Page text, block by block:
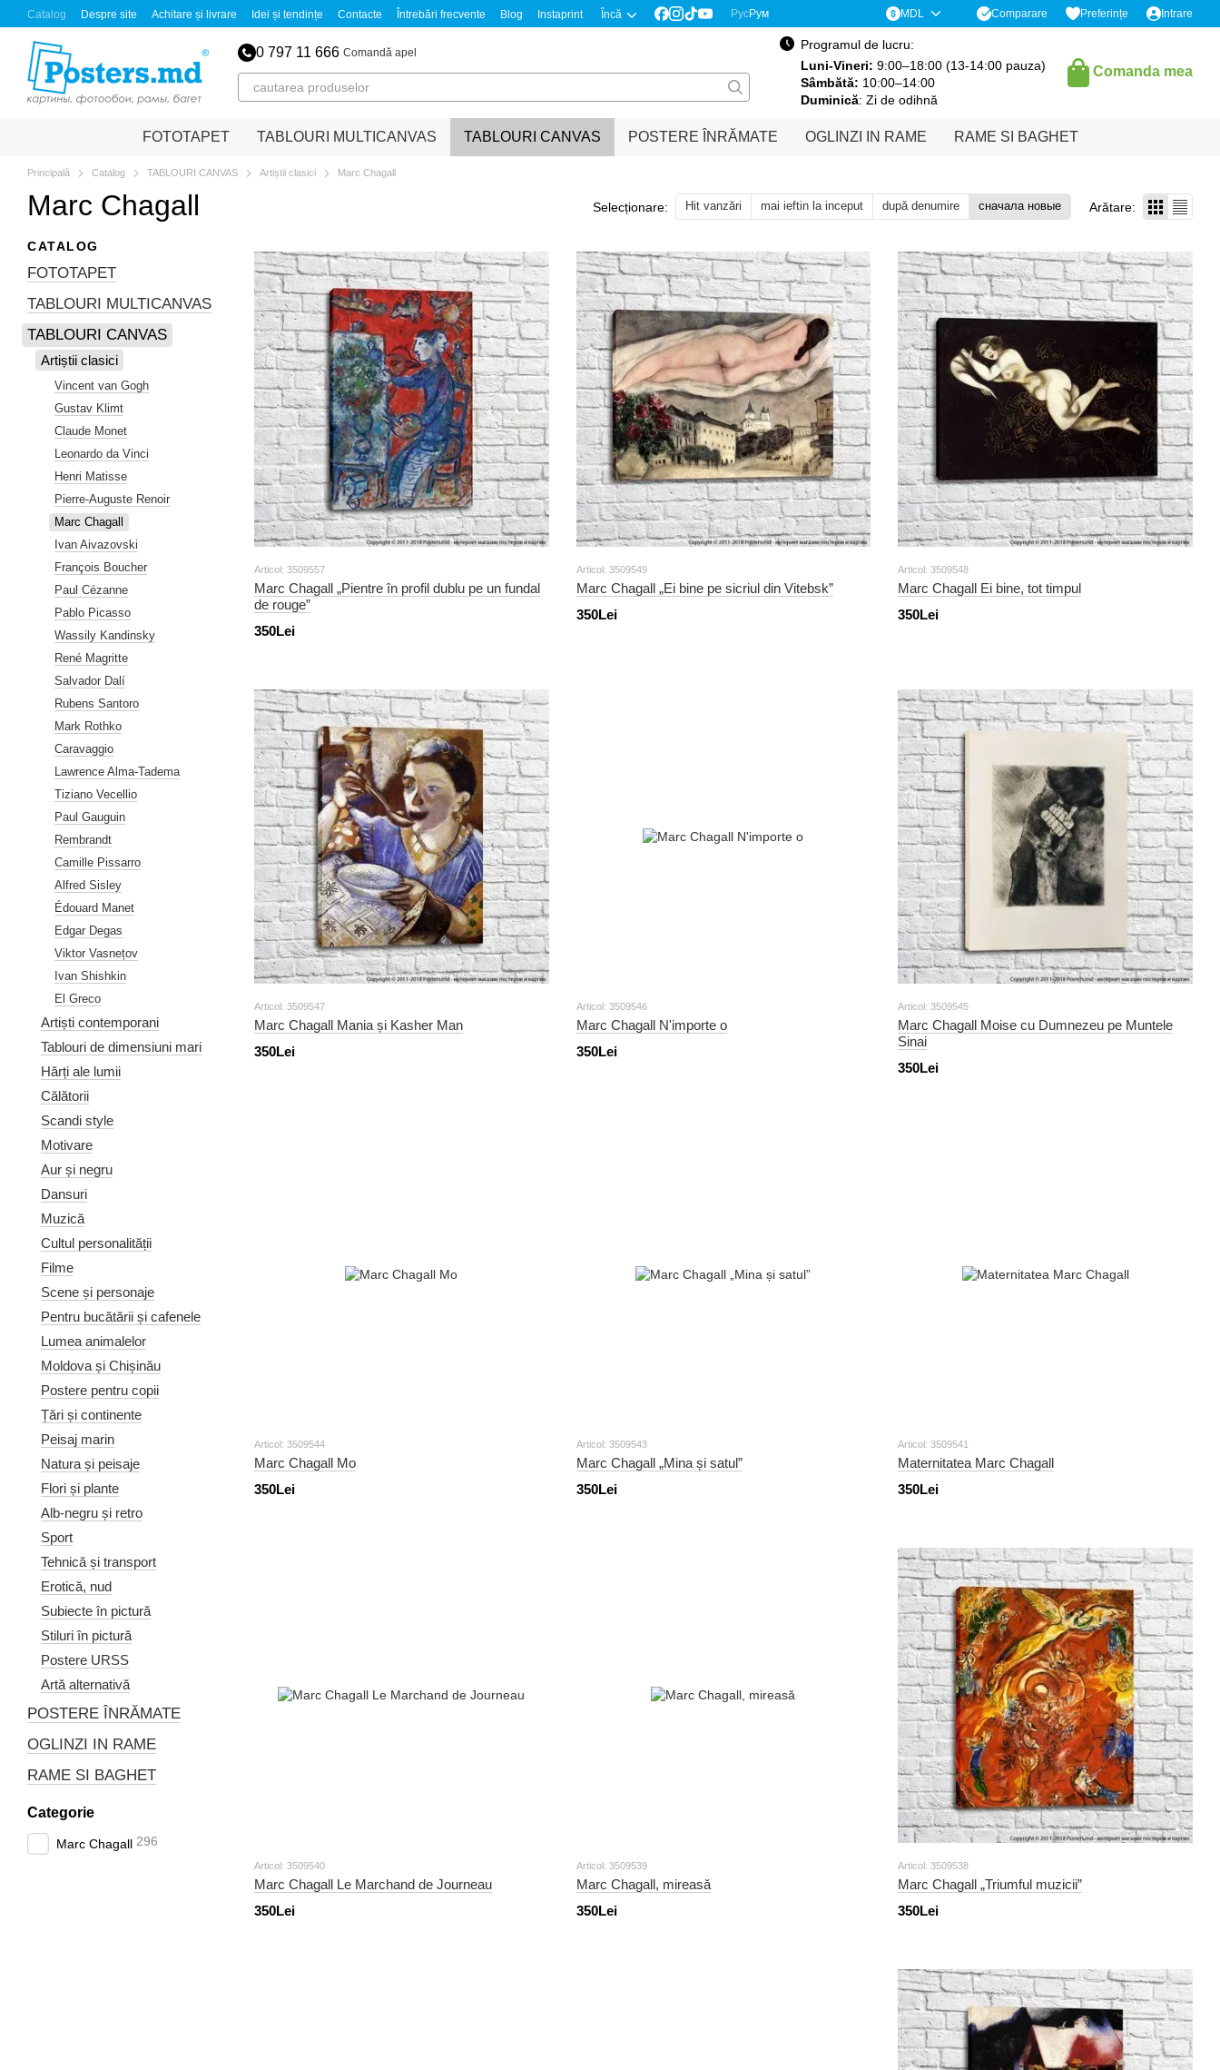
Mergi la conținutul principal
Catalog Despre site Achitare și livrare Idei și tendințe Contacte Întrebări frecvente Blog Instaprint Încă РусРум MDL Comparare Preferințe Intrare
0 797 11 666 Comandă apel
Programul de lucru:
Luni-Vineri: 9:00–18:00 (13-14:00 pauza)
Sâmbătă: 10:00–14:00
Duminică: Zi de odihnă
Comanda mea
FOTOTAPET TABLOURI MULTICANVAS TABLOURI CANVAS POSTERE ÎNRĂMATE OGLINZI IN RAME RAME SI BAGHET
Principală Catalog TABLOURI CANVAS Artiștii clasici Marc Chagall
Marc Chagall Selecționare: Hit vanzări mai ieftin la inceput după denumire сначала новые Arătare:
Articol: 3509557
Marc Chagall „Pientre în profil dublu pe un fundal
de rouge”
350Lei
Articol: 3509549
Marc Chagall „Ei bine pe sicriul din Vitebsk”
350Lei
Articol: 3509548
Marc Chagall Ei bine, tot timpul
350Lei
Articol: 3509547
Marc Chagall Mania și Kasher Man
350Lei
Articol: 3509546
Marc Chagall N'importe o
350Lei
Articol: 3509545
Marc Chagall Moise cu Dumnezeu pe Muntele
Sinai
350Lei
Articol: 3509544
Marc Chagall Mo
350Lei
Articol: 3509543
Marc Chagall „Mina și satul”
350Lei
Articol: 3509541
Maternitatea Marc Chagall
350Lei
Articol: 3509540
Marc Chagall Le Marchand de Journeau
350Lei
Articol: 3509539
Marc Chagall, mireasă
350Lei
Articol: 3509538
Marc Chagall „Triumful muzicii”
350Lei
CATALOG
FOTOTAPET
TABLOURI MULTICANVAS
TABLOURI CANVAS
Artiștii clasici
Vincent van Gogh
Gustav Klimt
Claude Monet
Leonardo da Vinci
Henri Matisse
Pierre-Auguste Renoir
Marc Chagall
Ivan Aivazovski
François Boucher
Paul Cézanne
Pablo Picasso
Wassily Kandinsky
René Magritte
Salvador Dalí
Rubens Santoro
Mark Rothko
Caravaggio
Lawrence Alma-Tadema
Tiziano Vecellio
Paul Gauguin
Rembrandt
Camille Pissarro
Alfred Sisley
Édouard Manet
Edgar Degas
Viktor Vasnețov
Ivan Shishkin
El Greco
Artiști contemporani
Tablouri de dimensiuni mari
Hărți ale lumii
Călătorii
Scandi style
Motivare
Aur și negru
Dansuri
Muzică
Cultul personalității
Filme
Scene și personaje
Pentru bucătării și cafenele
Lumea animalelor
Moldova și Chișinău
Postere pentru copii
Țări și continente
Peisaj marin
Natura și peisaje
Flori și plante
Alb-negru și retro
Sport
Tehnică și transport
Erotică, nud
Subiecte în pictură
Stiluri în pictură
Postere URSS
Artă alternativă
POSTERE ÎNRĂMATE
OGLINZI IN RAME
RAME SI BAGHET
Categorie
Marc Chagall 296